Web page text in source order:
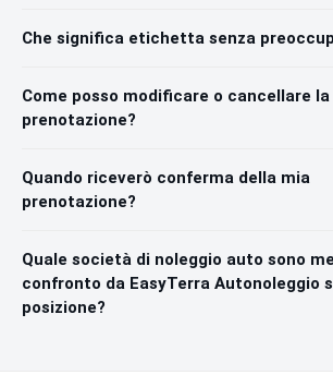
Che significa etichetta senza
Come posso modificare o cancellare la
prenotazione?
Quando riceverò conferma della mia
prenotazione?
Quale società di noleggio auto sono
confronto da EasyTerra Autonoleggio
posizione?